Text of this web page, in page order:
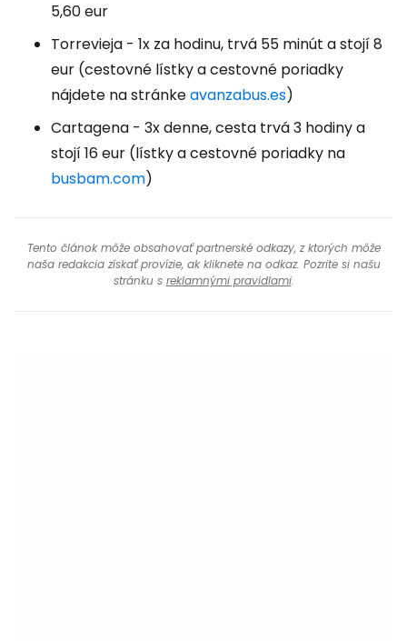
5,60 eur
Torrevieja - 1x za hodinu, trvá 55 minút a stojí 8
eur (cestovné lístky a cestovné poriadky
nájdete na stránkeavanzabus.es)
Cartagena - 3x denne, cesta trvá 3 hodiny a
stojí 16 eur (lístky a cestovné poriadky na
busbam.com)
Tento článok môže obsahovať partnerské odkazy, z ktorých môže
naša redakcia získať provízie, ak kliknete na odkaz. Pozrite si našu
stránku s reklamnými pravidlami.